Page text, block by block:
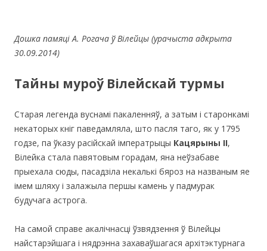
Дошка памяці А. Рогача ў Вілейцы (урачыста адкрыта
30.09.2014)
Тайны муроў Вілейскай турмы
Старая легенда вуснамі пакаленняў, а затым і старонкамі
некаторых кніг паведамляла, што пасля таго, як у 1795
годзе, па ўказу расійскай імператрыцы Кацярыны ІІ,
Вілейка стала павятовым горадам, яна неўзабаве
прыехала сюды, пасадзіла некалькі бяроз на названым яе
імем шляху і залажыла першы камень у падмурак
будучага астрога.
На самой справе акалічнасці ўзвядзення ў Вілейцы
найстарэйшага і нядрэнна захаваўшагася архітэктурнага